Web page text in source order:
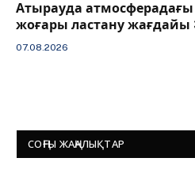
Атырауда атмосферадағы
жоғары ластану жағдайы
07.08.2026
СОҢҒЫ ЖАҢАЛЫҚТАР